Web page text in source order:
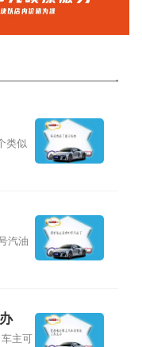
类似
汽油
主可